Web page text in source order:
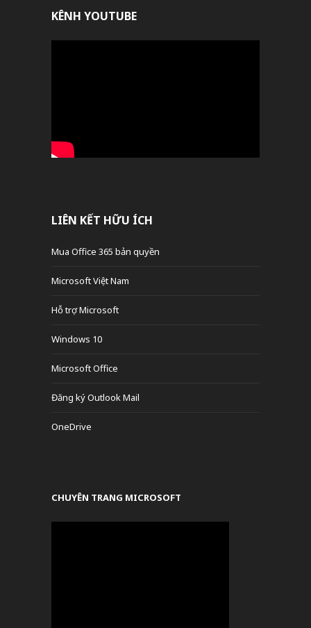
KÊNH YOUTUBE
LIÊN KẾT HỮU ÍCH
Mua Office 365 bản quyền
Microsoft Việt Nam
Hỗ trợ Microsoft
Windows 10
Microsoft Office
Đăng ký Outlook Mail
OneDrive
CHUYÊN TRANG MICROSOFT